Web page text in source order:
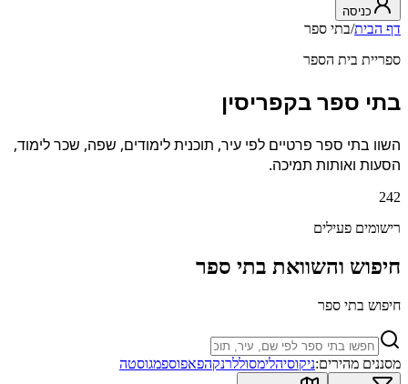
כניסה
דף הבית/בתי ספר
ספריית בית הספר
בתי ספר בקפריסין
השוו בתי ספר פרטיים לפי עיר, תוכנית לימודים, שפה, שכר לימוד,
הסעות ואותות תמיכה.
242
רישומים פעילים
חיפוש והשוואת בתי ספר
חיפוש בתי ספר
מסננים מהירים:ניקוסיהלימסוללרנקהפאפוספמגוסטה